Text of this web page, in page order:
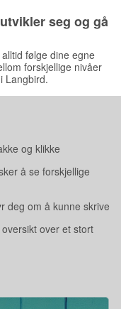
seg og gå
følge dine egne
forskjellige nivåer
Langbird.
og klikke
å se forskjellige
deg om å kunne skrive
over et stort